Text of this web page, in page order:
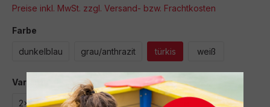
Preise inkl. MwSt. zzgl. Versand- bzw. Frachtkosten
Farbe
dunkelblau grau/anthrazit türkis weiß
Variante auswählen
2x4 Fächer 2x5 Fächer 3x4 Fächer